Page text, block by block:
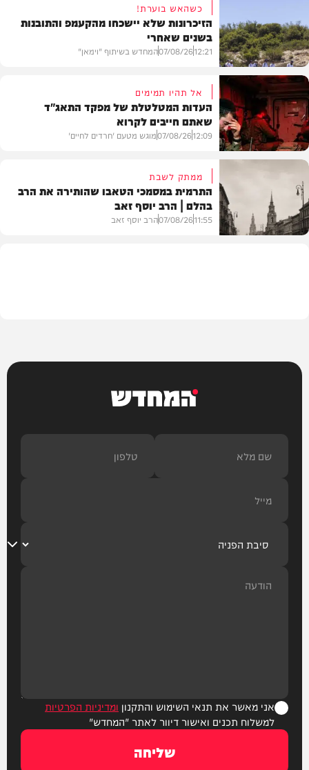
וידאו
כשהאש בוערת!
הזיכרונות שלא יישכחו מהקעמפ והתובנות
בשנים שאחרי
12:21
07/08/26המחדש בשיתוף "וימאן"
דעות
אל תהיו תמימים
העדות המטלטלת של מפקד התאג"ד
שאתם חייבים לקרוא
12:09
07/08/26מוגש מטעם 'חרדים לחיים'
ממתק לשבת
התרמית במסמכי הטאבו שהותירה את הרב
בהלם | הרב יוסף זאב
11:55
07/08/26הרב יוסף זאב
המחדש
אני מאשר את תנאי השימוש והתקנון ומדיניות הפרטיות
למשלוח תכנים ואישור דיוור לאתר "המחדש"
שליחה